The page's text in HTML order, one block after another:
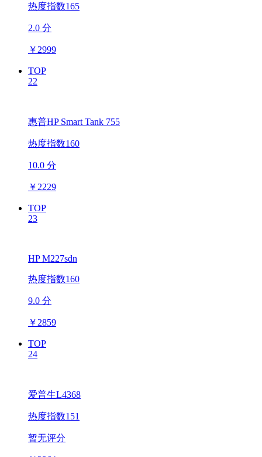
热度指数165
2.0 分
￥ 2999
TOP
22
惠普HP Smart Tank 755
热度指数160
10.0 分
￥ 2229
TOP
23
HP M227sdn
热度指数160
9.0 分
￥ 2859
TOP
24
爱普生L4368
热度指数151
暂无评分